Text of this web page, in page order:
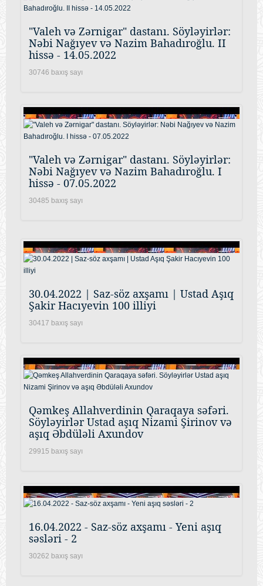
"Valeh və Zərnigar" dastanı. Söyləyirlər:
Nəbi Nağıyev və Nazim Bahadıroğlu. II
hissə - 14.05.2022
30746 baxış sayı
"Valeh və Zərnigar" dastanı. Söyləyirlər:
Nəbi Nağıyev və Nazim Bahadıroğlu. I
hissə - 07.05.2022
30485 baxış sayı
30.04.2022 | Saz-söz axşamı | Ustad Aşıq
Şakir Hacıyevin 100 illiyi
30417 baxış sayı
Qəmkeş Allahverdinin Qaraqaya səfəri.
Söyləyirlər Ustad aşıq Nizami Şirinov və
aşıq Əbdüləli Axundov
29915 baxış sayı
16.04.2022 - Saz-söz axşamı - Yeni aşıq
səsləri - 2
30262 baxış sayı